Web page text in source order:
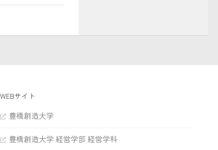
WEBサイト
豊橋創造大学
豊橋創造大学 経営学部 経営学科